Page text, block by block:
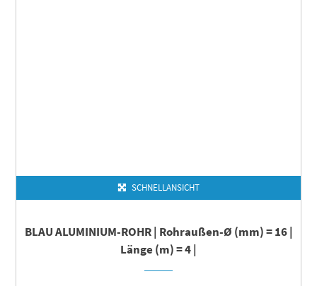
SCHNELLANSICHT
BLAU ALUMINIUM-ROHR | Rohraußen-Ø (mm) = 16 |
Länge (m) = 4 |